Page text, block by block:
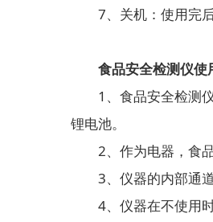
7、关机：使用完后
食品安全检测仪使
1、食品安全检测仪
锂电池。
2、作为电器，食品
3、仪器的内部通道
4、仪器在不使用时